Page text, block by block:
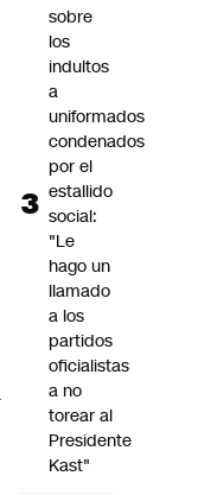
sobre
los
indultos
a
uniformados
condenados
por el
estallido
social:
"Le
hago un
llamado
a los
partidos
oficialistas
a no
torear al
Presidente
Kast"